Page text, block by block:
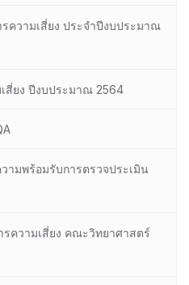
ความเสี่ยง ประจำปีงบประมาณ
สี่ยง ปีงบประมาณ 2564
ามพร้อมรับการตรวจประเมิน
ความเสี่ยง คณะวิทยาศาสตร์